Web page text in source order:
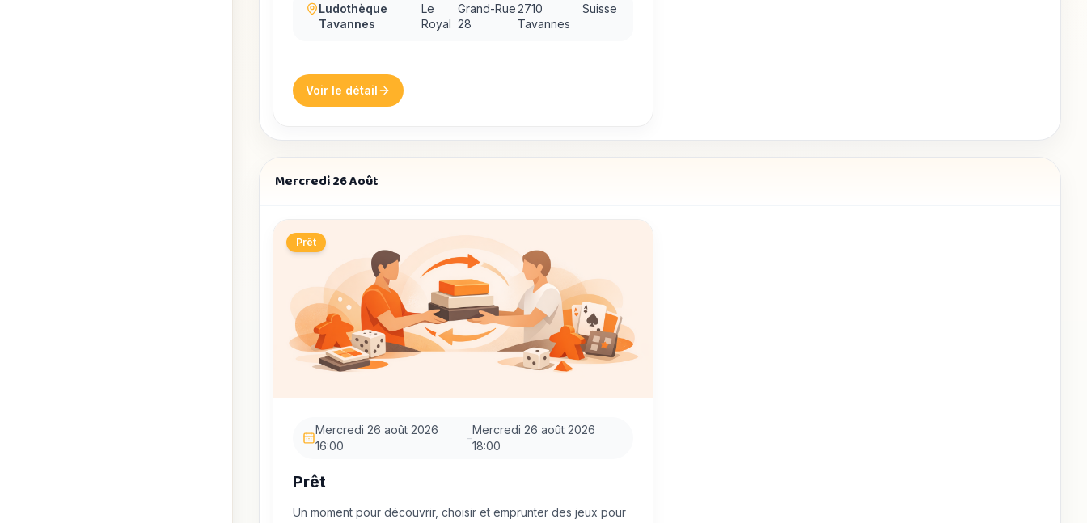
Ludothèque
Tavannes
Le
Royal
Grand-Rue
28
2710
Tavannes
Suisse
Voir le détail
Mercredi 26 Août
Prêt
Mercredi 26 août 2026
16:00
–
Mercredi 26 août 2026
18:00
Prêt
Un moment pour découvrir, choisir et emprunter des jeux pour